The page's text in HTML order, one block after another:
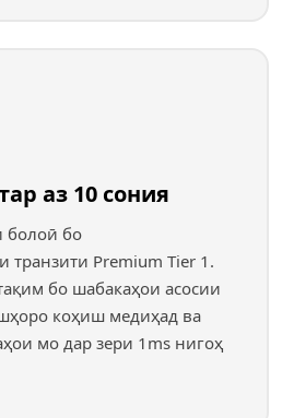
аз 10 сония
болоӣ бо
транзити Premium Tier 1.
бо шабакаҳои асосии
коҳиш медиҳад ва
мо дар зери 1ms нигоҳ